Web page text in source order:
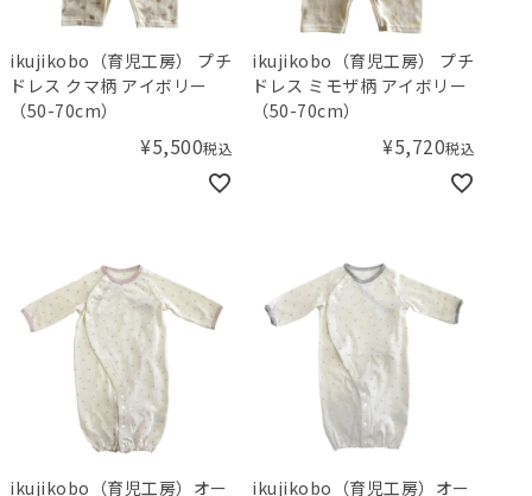
ikujikobo（育児工房） プチ
ドレス クマ柄 アイボリー
（50-70cm）
¥5,500税込
ikujikobo（育児工房） プチ
ドレス ミモザ柄 アイボリー
（50-70cm）
¥5,720税込
ikujikobo（育児工房）オー ikujikobo（育児工房）オー